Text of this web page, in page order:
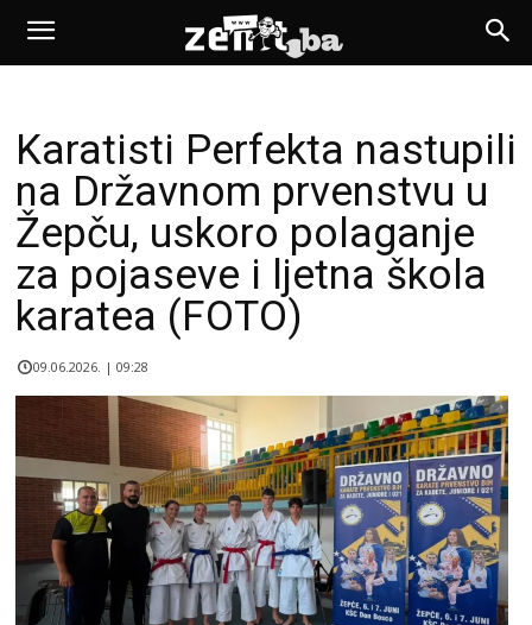
Karatisti Perfekta nastupili
na Državnom prvenstvu u
Žepču, uskoro polaganje
za pojaseve i ljetna škola
karatea (FOTO)
09.06.2026. | 09:28